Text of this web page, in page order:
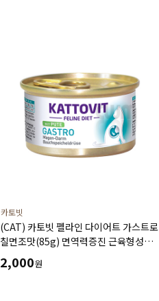
카토빗
(CAT) 카토빗 펠라인 다이어트 가스트로
칠면조맛(85g) 면역력증진 근육형성
위장케어 할인제외상품
2,000원